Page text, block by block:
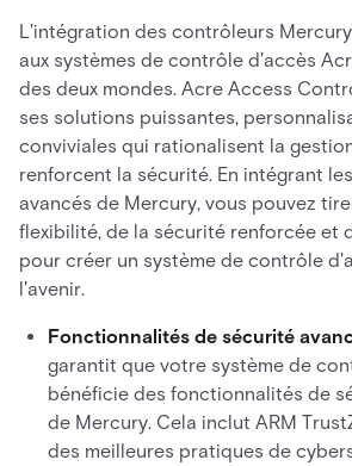
L'intégration des contrôleurs
aux systèmes de contrôle d'accès
des deux mondes. Acre Access
ses solutions puissantes,
conviviales qui rationalisent la
renforcent la sécurité. En intégrant
avancés de Mercury, vous pouvez
flexibilité, de la sécurité renforcée et
pour créer un système de contrôle
l'avenir.
Fonctionnalités de sécurité
garantit que votre système de
bénéficie des fonctionnalités de
de Mercury. Cela inclut ARM
des meilleures pratiques de